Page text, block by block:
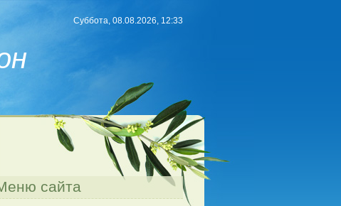
Суббота, 08.08.2026, 12:33
сайта